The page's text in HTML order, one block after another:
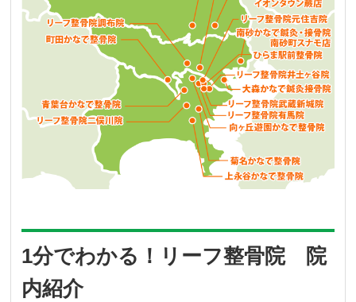
1分でわかる！リーフ整骨院 院
内紹介